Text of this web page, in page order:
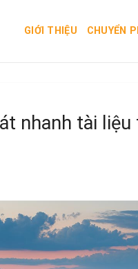
GIỚI THIỆU CHUYỂN
nhanh tài